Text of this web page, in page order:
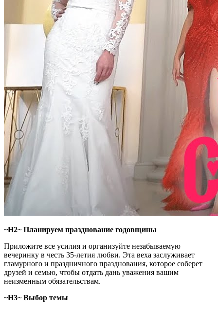
~H2~ Планируем празднование годовщины
Приложите все усилия и организуйте незабываемую
вечеринку в честь 35-летия любви. Эта веха заслуживает
гламурного и праздничного празднования, которое соберет
друзей и семью, чтобы отдать дань уважения вашим
неизменным обязательствам.
~H3~ Выбор темы